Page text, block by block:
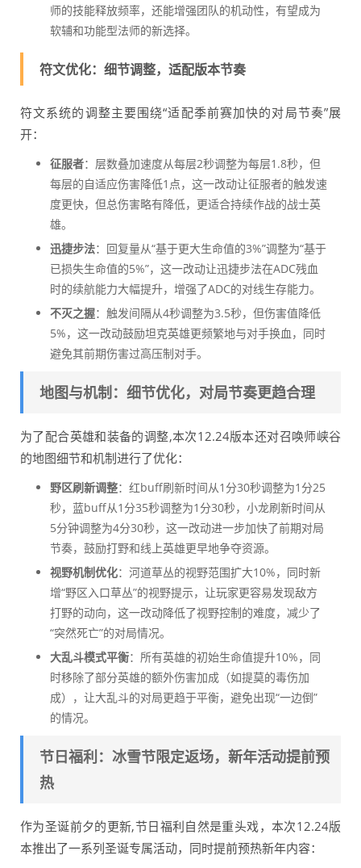
师的技能释放频率，还能增强团队的机动性，有望成为
软辅和功能型法师的新选择。
符文优化：细节调整，适配版本节奏
符文系统的调整主要围绕“适配季前赛加快的对局节奏”展
开：
征服者：层数叠加速度从每层2秒调整为每层1.8秒，但
每层的自适应伤害降低1点，这一改动让征服者的触发速
度更快，但总伤害略有降低，更适合持续作战的战士英
雄。
迅捷步法：回复量从“基于更大生命值的3%”调整为“基于
已损失生命值的5%”，这一改动让迅捷步法在ADC残血
时的续航能力大幅提升，增强了ADC的对线生存能力。
不灭之握：触发间隔从4秒调整为3.5秒，但伤害值降低
5%，这一改动鼓励坦克英雄更频繁地与对手换血，同时
避免其前期伤害过高压制对手。
地图与机制：细节优化，对局节奏更趋合理
为了配合英雄和装备的调整,本次12.24版本还对召唤师峡谷
的地图细节和机制进行了优化：
野区刷新调整：红buff刷新时间从1分30秒调整为1分25
秒，蓝buff从1分35秒调整为1分30秒，小龙刷新时间从
5分钟调整为4分30秒，这一改动进一步加快了前期对局
节奏，鼓励打野和线上英雄更早地争夺资源。
视野机制优化：河道草丛的视野范围扩大10%，同时新
增“野区入口草丛”的视野提示，让玩家更容易发现敌方
打野的动向，这一改动降低了视野控制的难度，减少了
“突然死亡”的对局情况。
大乱斗模式平衡：所有英雄的初始生命值提升10%，同
时移除了部分英雄的额外伤害加成（如提莫的毒伤加
成），让大乱斗的对局更趋于平衡，避免出现“一边倒”
的情况。
节日福利：冰雪节限定返场，新年活动提前预
热
作为圣诞前夕的更新,节日福利自然是重头戏，本次12.24版
本推出了一系列圣诞专属活动，同时提前预热新年内容：